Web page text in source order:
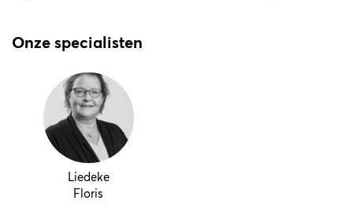
Onze specialisten
Liedeke
Floris